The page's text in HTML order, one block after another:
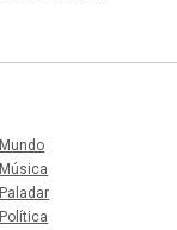
Mundo
Música
Paladar
Política